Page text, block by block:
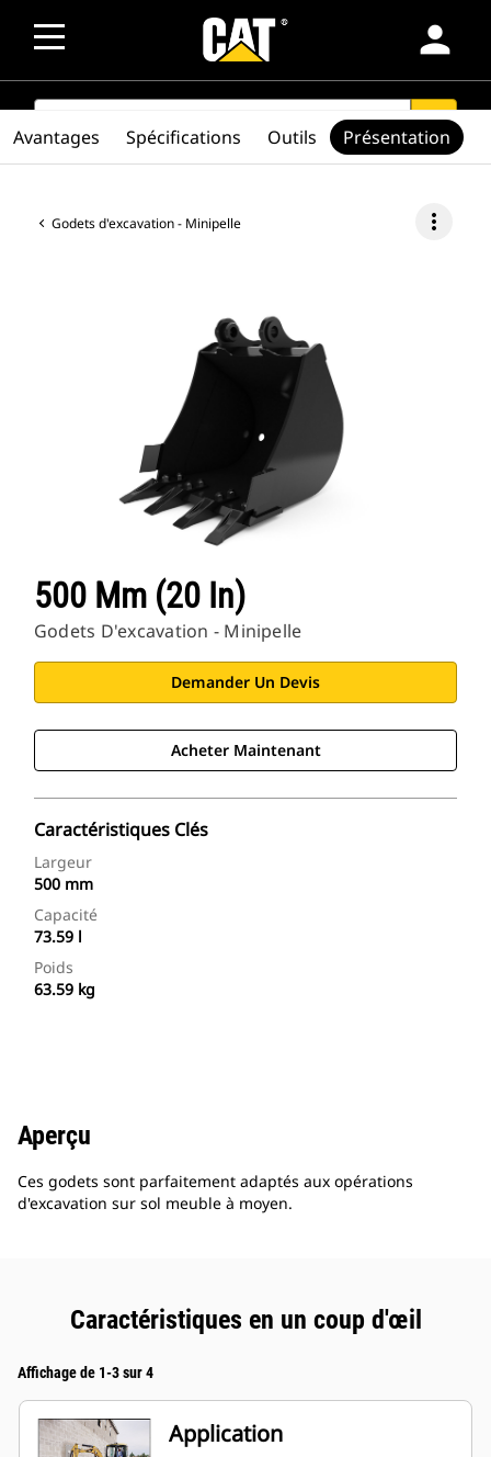
person
SEARCH search
Godets d'excavation - Minipelle more_vert
500 Mm (20 In)
Godets D'excavation - Minipelle
Demander Un Devis
Acheter Maintenant
Caractéristiques Clés
Largeur
500 mm
Capacité
73.59 l
Poids
63.59 kg
Avantages Spécifications Outils Présentation
Aperçu
Ces godets sont parfaitement adaptés aux opérations
d'excavation sur sol meuble à moyen.
Caractéristiques en un coup d'œil
Affichage de 1-3 sur 4
Application